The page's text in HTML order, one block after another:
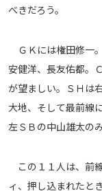
© AbemaTV. Inc. All
べきだろう。
ＧＫには権田修一
安健洋、長友佑都。
が望ましい。ＳＨは
大地、そして最前線
左ＳＢの中山雄太の
この１１人は、前
ィ、押し込まれたと